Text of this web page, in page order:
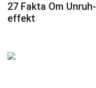
27 Fakta Om Unruh-
effekt